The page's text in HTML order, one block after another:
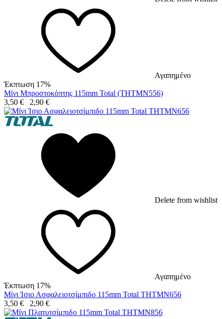
Αγαπημένο
Έκπτωση 17%
Μίνι Μπροστοκόπτης 115mm Total (THTMN556)
3,50 € 2,90 €
Delete from wishlist
Αγαπημένο
Έκπτωση 17%
Μίνι Ίσιο Ασφαλειοτσίμπιδο 115mm Total THTMN656
3,50 € 2,90 €